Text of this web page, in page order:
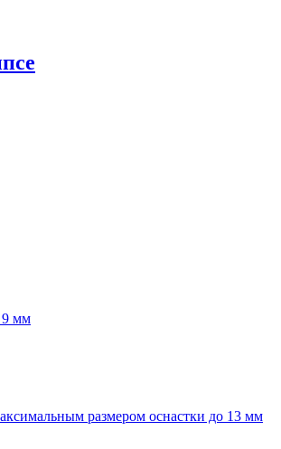
9 мм
размером оснастки до 13 мм